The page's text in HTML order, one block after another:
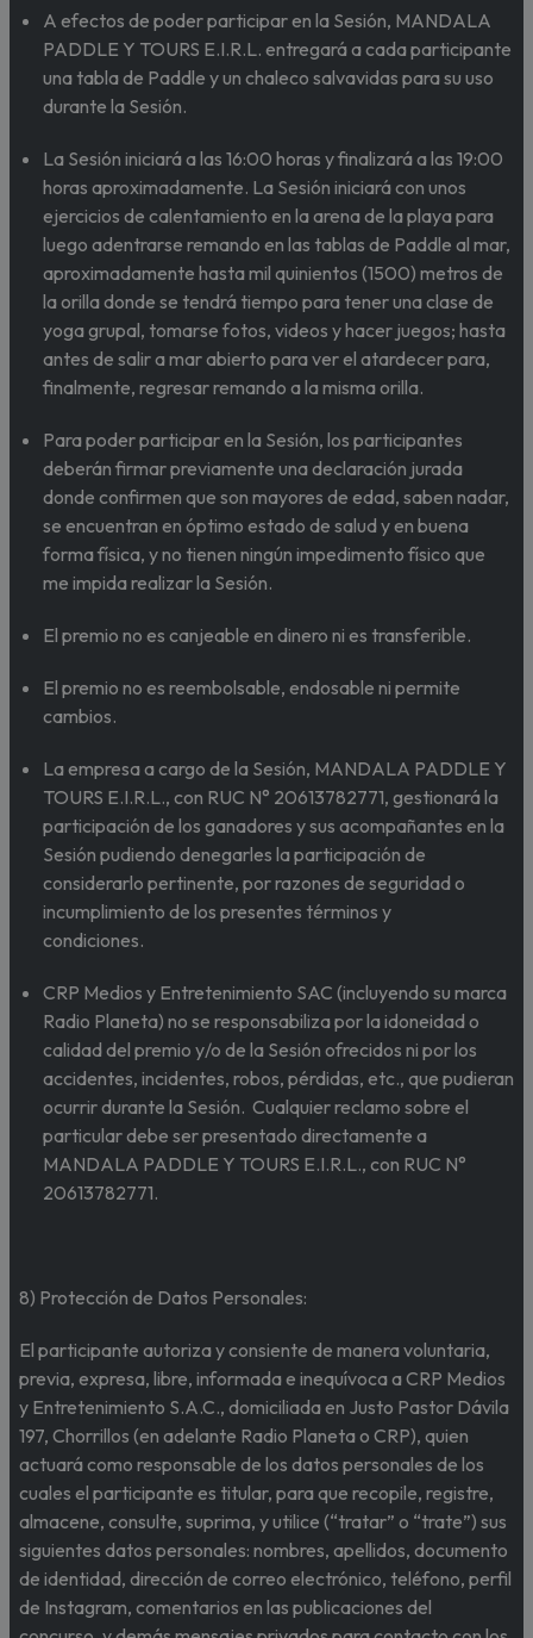
A efectos de poder participar en la Sesión, MANDALA
PADDLE Y TOURS E.I.R.L. entregará a cada participante
una tabla de Paddle y un chaleco salvavidas para su uso
durante la Sesión.
La Sesión iniciará a las 16:00 horas y finalizará a las 19:00
horas aproximadamente. La Sesión iniciará con unos
ejercicios de calentamiento en la arena de la playa para
luego adentrarse remando en las tablas de Paddle al mar,
aproximadamente hasta mil quinientos (1500) metros de
la orilla donde se tendrá tiempo para tener una clase de
yoga grupal, tomarse fotos, videos y hacer juegos; hasta
antes de salir a mar abierto para ver el atardecer para,
finalmente, regresar remando a la misma orilla.
Para poder participar en la Sesión, los participantes
deberán firmar previamente una declaración jurada
donde confirmen que son mayores de edad, saben nadar,
se encuentran en óptimo estado de salud y en buena
forma física, y no tienen ningún impedimento físico que
me impida realizar la Sesión.
El premio no es canjeable en dinero ni es transferible.
El premio no es reembolsable, endosable ni permite
cambios.
La empresa a cargo de la Sesión, MANDALA PADDLE Y
TOURS E.I.R.L., con RUC N° 20613782771, gestionará la
participación de los ganadores y sus acompañantes en la
Sesión pudiendo denegarles la participación de
considerarlo pertinente, por razones de seguridad o
incumplimiento de los presentes términos y
condiciones.
CRP Medios y Entretenimiento SAC (incluyendo su marca
Radio Planeta) no se responsabiliza por la idoneidad o
calidad del premio y/o de la Sesión ofrecidos ni por los
accidentes, incidentes, robos, pérdidas, etc., que pudieran
ocurrir durante la Sesión. Cualquier reclamo sobre el
particular debe ser presentado directamente a
MANDALA PADDLE Y TOURS E.I.R.L., con RUC N°
20613782771.
8) Protección de Datos Personales:
El participante autoriza y consiente de manera voluntaria,
previa, expresa, libre, informada e inequívoca a CRP Medios
y Entretenimiento S.A.C., domiciliada en Justo Pastor Dávila
197, Chorrillos (en adelante Radio Planeta o CRP), quien
actuará como responsable de los datos personales de los
cuales el participante es titular, para que recopile, registre,
almacene, consulte, suprima, y utilice (“tratar” o “trate”) sus
siguientes datos personales: nombres, apellidos, documento
de identidad, dirección de correo electrónico, teléfono, perfil
de Instagram, comentarios en las publicaciones del